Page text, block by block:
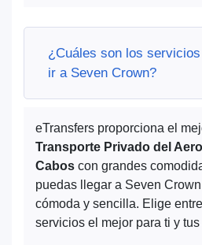
¿Cuáles son los
ir a Seven Crown?
eTransfers proporciona el
Transporte Privado del
Cabos con grandes
puedas llegar a Seven
cómoda y sencilla. Elige
servicios el mejor para ti y